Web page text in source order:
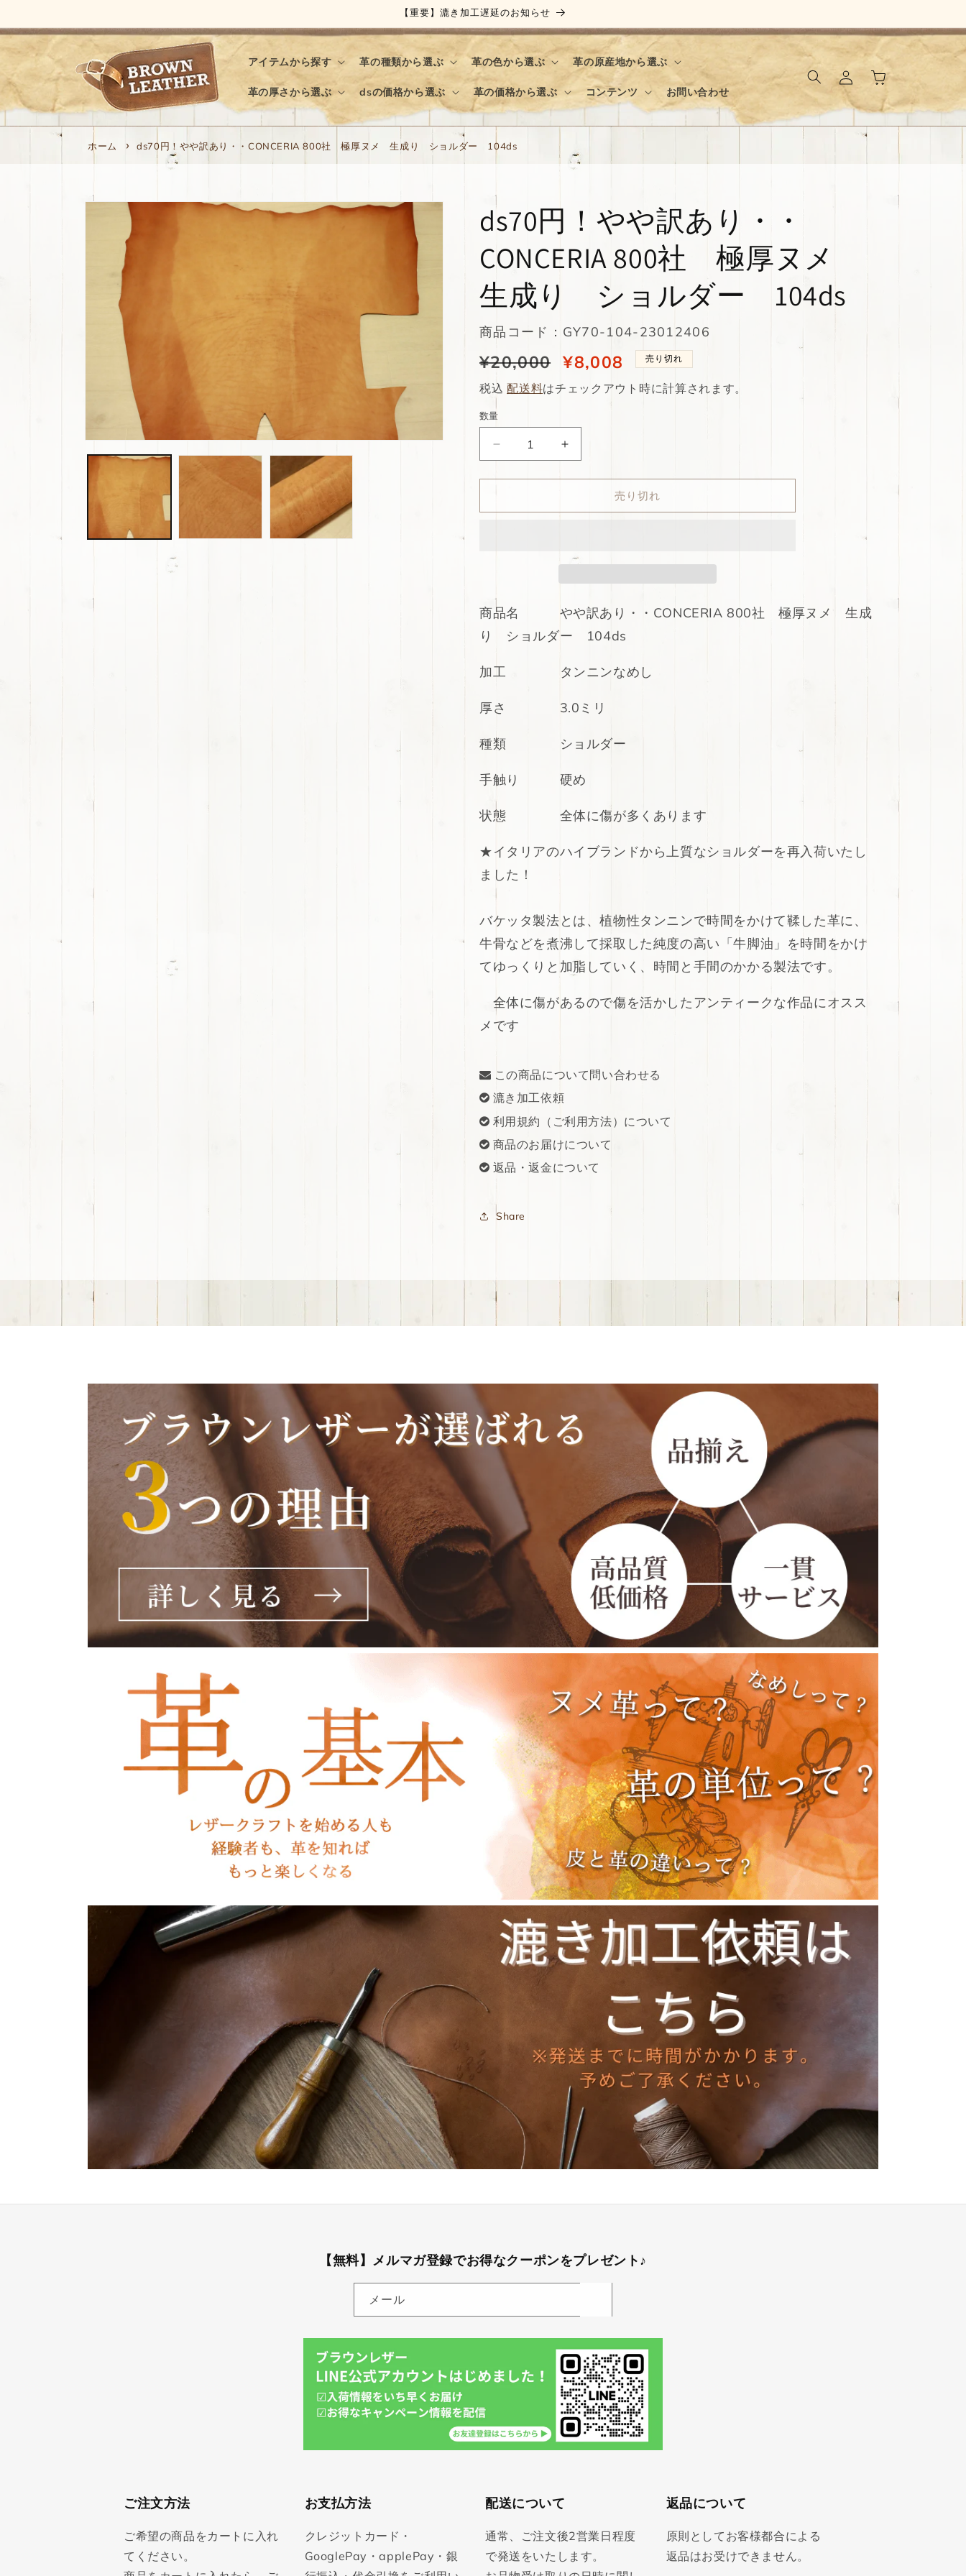
進む
【重要】漉き加工遅延のお知らせ
アイテムから探す 革の種類から選ぶ 革の色から選ぶ 革の原産地から選ぶ
革の厚さから選ぶ dsの価格から選ぶ 革の価格から選ぶ コンテンツ お問い合わせ
ロ
イ
ン
カ
ー
ホーム ds70円！やや訳あり・・CONCERIA 800社 極厚ヌメ 生成り ショルダー 104ds
商品情
報にス
キップ
ds70円！やや訳あり・・
CONCERIA 800社 極厚ヌメ
生成り ショルダー 104ds
SKU:
商品コード：GY70-104-23012406
通
常
価
¥20,000
当
店
別
価
格
¥8,008 売り切れ
税込配送料はチェックアウト時に計算されます。
数量
や
CONCERIA
社
極
厚
メ
成
シ
ル
ダ
ー
104ds
数
量
を
ら
す
ds70
や
CONCERIA
800
極
厚
メ
成
シ
ル
ダ
ー
104ds
数
や
す
売り切れ
商品名 やや訳あり・・CONCERIA 800社 極厚ヌメ 生成
り ショルダー 104ds
加工 タンニンなめし
厚さ 3.0ミリ
種類 ショルダー
手触り 硬め
状態 全体に傷が多くあります
★イタリアのハイブランドから上質なショルダーを再入荷いたし
ました！
バケッタ製法とは、植物性タンニンで時間をかけて鞣した革に、
牛骨などを煮沸して採取した純度の高い「牛脚油」を時間をかけ
てゆっくりと加脂していく、時間と手間のかかる製法です。
全体に傷があるので傷を活かしたアンティークな作品にオスス
メです
この商品について問い合わせる
漉き加工依頼
利用規約（ご利用方法）について
商品のお届けについて
返品・返金について
Share
【無料】メルマガ登録でお得なクーポンをプレゼント♪
メール
ご注文方法
ご希望の商品をカートに入れ
てください。
お支払方法
クレジットカード・
GooglePay・applePay・銀
配送について
通常、ご注文後2営業日程度
で発送をいたします。
返品について
原則としてお客様都合による
返品はお受けできません。